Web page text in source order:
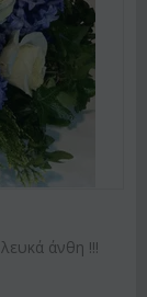
άνθη !!!